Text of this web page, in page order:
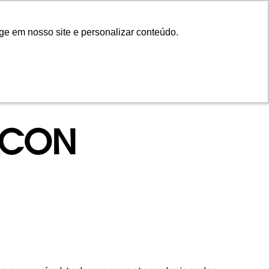
em nosso site e personalizar conteúdo.
em nosso site e personalizar conteúdo.
INVISTA CONTEÚDO EN